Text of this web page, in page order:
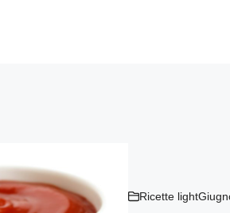
Ricette light